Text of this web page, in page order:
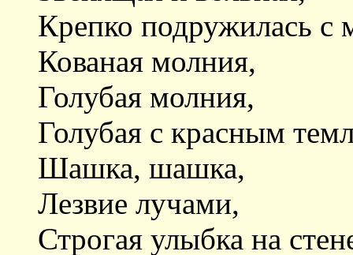
Крепко подружилась с
Кованая молния,
Голубая молния,
Голубая с красным
Шашка, шашка,
Лезвие лучами,
Строгая улыбка на